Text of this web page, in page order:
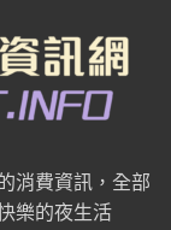
消費資訊，全部
樂的夜生活